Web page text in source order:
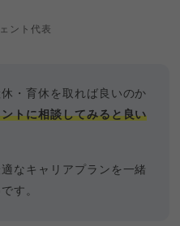
ント代表
・育休を取れば良いのか
トに相談してみると良い
なキャリアプランを一緒
す。